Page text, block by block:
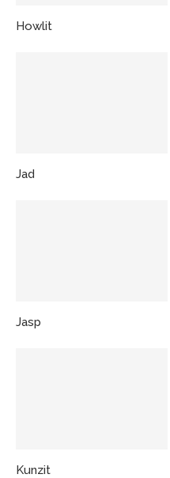
Howlit
Jad
Jasp
Kunzit